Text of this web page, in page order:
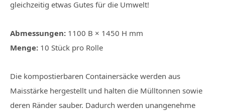
gleichzeitig etwas Gutes für die Umwelt!
Abmessungen: 1100 B × 1450 H mm
Menge: 10 Stück pro Rolle
Die kompostierbaren Containersäcke werden aus
Maisstärke hergestellt und halten die Mülltonnen sowie
deren Ränder sauber. Dadurch werden unangenehme